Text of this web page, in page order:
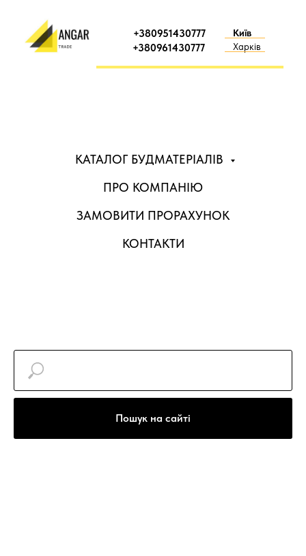
+380961430777
+380951430777
Київ
Харків
КАТАЛОГ БУДМАТЕРІАЛІВ
ПРО КОМПАНІЮ
ЗАМОВИТИ ПРОРАХУНОК
КОНТАКТИ
Пошук на сайті